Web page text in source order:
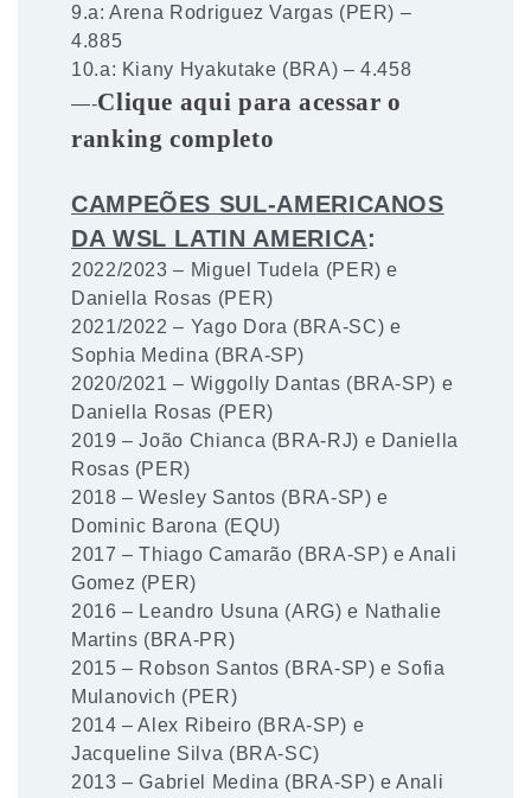
9.a: Arena Rodriguez Vargas (PER) –
4.885
10.a: Kiany Hyakutake (BRA) – 4.458
—-Clique aqui para acessar o
ranking completo
CAMPEÕES SUL-AMERICANOS
DA WSL LATIN AMERICA:
2022/2023 – Miguel Tudela (PER) e
Daniella Rosas (PER)
2021/2022 – Yago Dora (BRA-SC) e
Sophia Medina (BRA-SP)
2020/2021 – Wiggolly Dantas (BRA-SP) e
Daniella Rosas (PER)
2019 – João Chianca (BRA-RJ) e Daniella
Rosas (PER)
2018 – Wesley Santos (BRA-SP) e
Dominic Barona (EQU)
2017 – Thiago Camarão (BRA-SP) e Anali
Gomez (PER)
2016 – Leandro Usuna (ARG) e Nathalie
Martins (BRA-PR)
2015 – Robson Santos (BRA-SP) e Sofia
Mulanovich (PER)
2014 – Alex Ribeiro (BRA-SP) e
Jacqueline Silva (BRA-SC)
2013 – Gabriel Medina (BRA-SP) e Anali